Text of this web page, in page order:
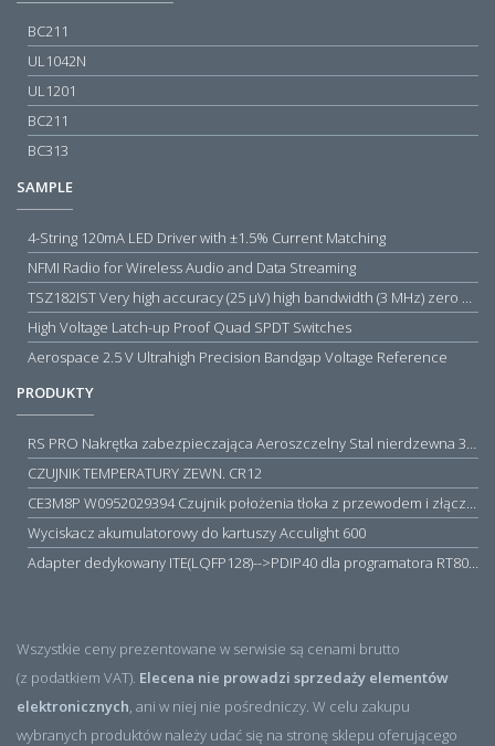
BC211
UL1042N
UL1201
BC211
BC313
SAMPLE
4-String 120mA LED Driver with ±1.5% Current Matching
NFMI Radio for Wireless Audio and Data Streaming
TSZ182IST Very high accuracy (25 µV) high bandwidth (3 MHz) zero drift 5 V operational amplifiers
High Voltage Latch-up Proof Quad SPDT Switches
Aerospace 2.5 V Ultrahigh Precision Bandgap Voltage Reference
PRODUKTY
RS PRO Nakrętka zabezpieczająca Aeroszczelny Stal nierdzewna 316 Zwykłe
CZUJNIK TEMPERATURY ZEWN. CR12
CE3M8P W0952029394 Czujnik położenia tłoka z przewodem i złączem M8, PNP NO, 10...30VDC, 100mA, METALWORK, METAL WORK jak MZT1-0
Wyciskacz akumulatorowy do kartuszy Acculight 600
Adapter dedykowany ITE(LQFP128)-->PDIP40 dla programatora RT809H/RT809F (simple)
Wszystkie ceny prezentowane w serwisie są cenami brutto
(z podatkiem VAT). Elecena nie prowadzi sprzedaży elementów
elektronicznych , ani w niej nie pośredniczy. W celu zakupu
wybranych produktów należy udać się na stronę sklepu oferującego